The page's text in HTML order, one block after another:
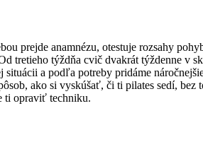
prejde anamnézu, otestuje rozsahy
týždňa cvič dvakrát týždenne v
a podľa potreby pridáme
ako si vyskúšať, či ti pilates sedí, bez
ti opraviť techniku.